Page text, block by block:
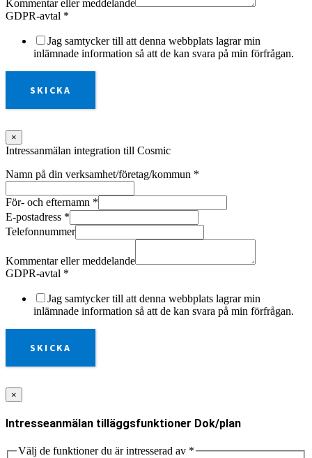
Kommentar eller meddelande
GDPR-avtal *
Jag samtycker till att denna webbplats lagrar min
inlämnade information så att de kan svara på min förfrågan.
SKICKA
×
Intressanmälan integration till Cosmic
Namn på din verksamhet/företag/kommun *
För- och efternamn *
E-postadress *
Telefonnummer
Kommentar eller meddelande
GDPR-avtal *
Jag samtycker till att denna webbplats lagrar min
inlämnade information så att de kan svara på min förfrågan.
SKICKA
×
Intresseanmälan tilläggsfunktioner Dok/plan
Välj de funktioner du är intresserad av *